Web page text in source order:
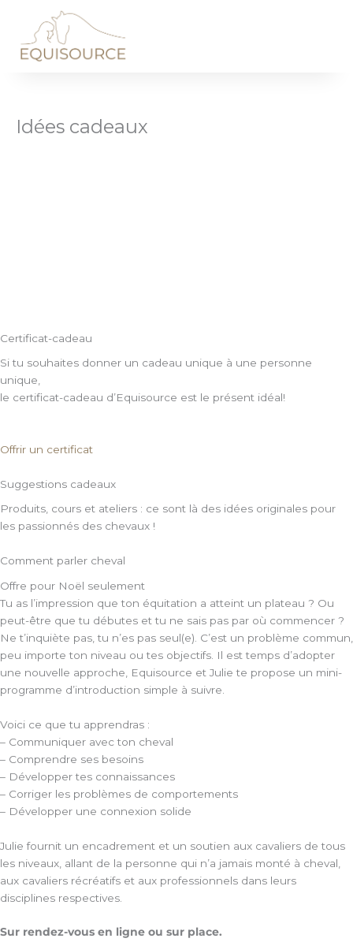
content
Idées cadeaux
Certificat-cadeau
Si tu souhaites donner un cadeau unique à une personne
unique,
le certificat-cadeau d’Equisource est le présent idéal!
Offrir un certificat
Suggestions cadeaux
Produits, cours et ateliers : ce sont là des idées originales pour
les passionnés des chevaux !
Comment parler cheval
Offre pour Noël seulement
Tu as l’impression que ton équitation a atteint un plateau ? Ou
peut-être que tu débutes et tu ne sais pas par où commencer ?
Ne t’inquiète pas, tu n’es pas seul(e). C’est un problème commun,
peu importe ton niveau ou tes objectifs. Il est temps d’adopter
une nouvelle approche, Equisource et Julie te propose un mini-
programme d’introduction simple à suivre.
Voici ce que tu apprendras :
– Communiquer avec ton cheval
– Comprendre ses besoins
– Développer tes connaissances
– Corriger les problèmes de comportements
– Développer une connexion solide
Julie fournit un encadrement et un soutien aux cavaliers de tous
les niveaux, allant de la personne qui n’a jamais monté à cheval,
aux cavaliers récréatifs et aux professionnels dans leurs
disciplines respectives.
Sur rendez-vous en ligne ou sur place.